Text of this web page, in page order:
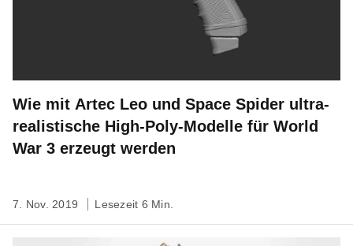
Wie mit Artec Leo und Space Spider ultra-
realistische High-Poly-Modelle für World
War 3 erzeugt werden
7. Nov. 2019 Lesezeit 6 Min.